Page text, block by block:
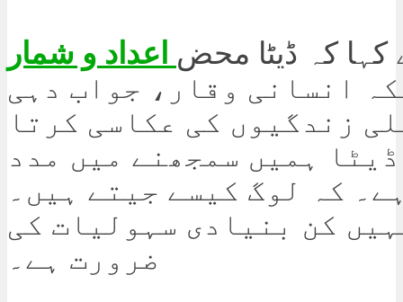
کہا کہ ڈیٹا محض اعداد و شمار
انسانی وقار، جواب دہی
زندگیوں کی عکاسی کرتا
ہمیں سمجھنے میں مدد
کہ لوگ کیسے جیتے ہیں۔
کن بنیادی سہولیات کی
ضرورت ہے۔